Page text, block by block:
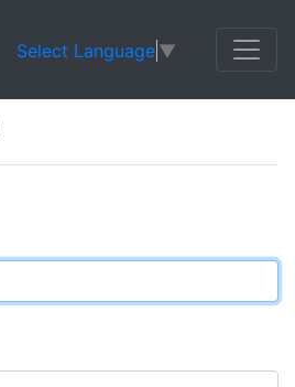
Select Language ▼